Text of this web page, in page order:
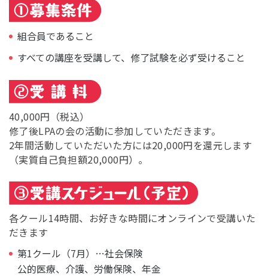
組合員であること
すべての講座を受講して、修了試験を必ず受けること
40,000円（税込）
修了後LPAの会の活動に参加していただきます。
2年間活動していただいた方には20,000円を還元します
（実質自己負担額20,000円）。
各クール14時間、お好きな時間にオンラインで受講いた
だきます
第1クール（7月）…社会保険
公的医療、介護、労働保険、年金